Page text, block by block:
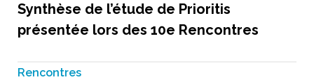
Publications
Documents/études
Synthèse de l’étude de Prioritis
présentée lors des 10e Rencontres
Rencontres